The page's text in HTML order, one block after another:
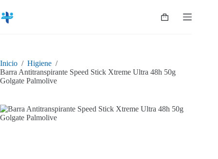
al
contenido
Shopping
Inicio / Higiene /
Barra Antitranspirante Speed Stick Xtreme Ultra 48h 50g
Golgate Palmolive